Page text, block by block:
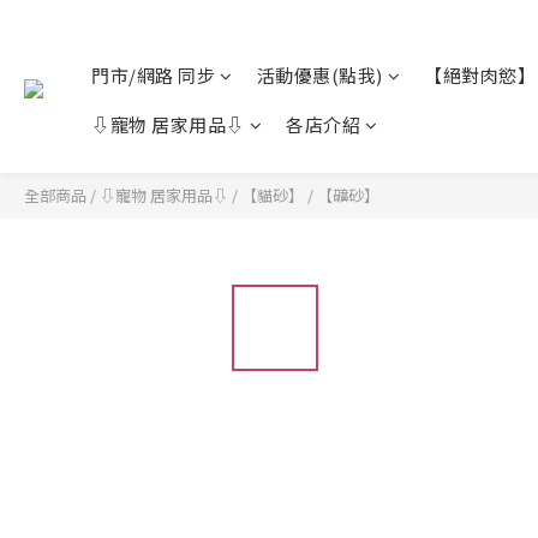
門市/網路 同步 活動優惠(點我)
【絕對肉慾】
⇩寵物 居家用品⇩
各店介紹
全部商品 / ⇩寵物 居家用品⇩ / 【貓砂】 / 【礦砂】